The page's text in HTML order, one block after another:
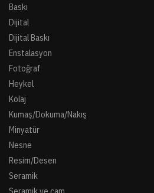
Baskı
Dijital
Dijital Baskı
Enstalasyon
Fotoğraf
Heykel
Kolaj
Kumaş/Dokuma/Nakış
Minyatür
Nesne
Resim/Desen
Seramik